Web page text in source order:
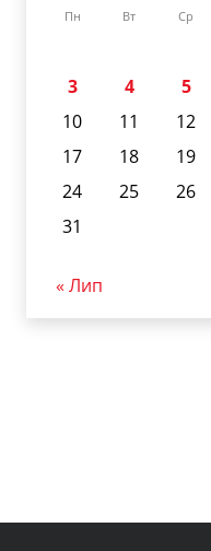
Пн Вт Ср
3
4 5
10
11 12
17
18 19
24
25 26
31
« Лип